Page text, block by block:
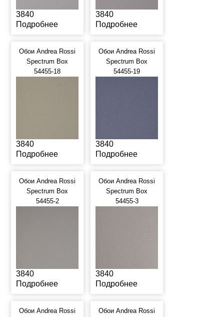
3840
Подробнее
3840
Подробнее
Обои Andrea Rossi
Spectrum Box
54455-18
3840
Подробнее
Обои Andrea Rossi
Spectrum Box
54455-19
3840
Подробнее
Обои Andrea Rossi
Spectrum Box
54455-2
3840
Подробнее
Обои Andrea Rossi
Spectrum Box
54455-3
3840
Подробнее
Обои Andrea Rossi
Обои Andrea Rossi